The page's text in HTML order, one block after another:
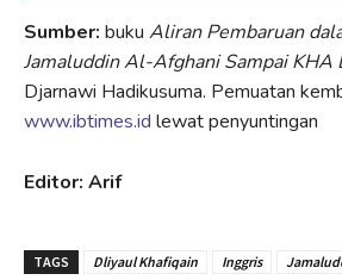
Sumber: buku Aliran Pembaruan
Jamaluddin Al-Afghani Sampai KHA
Djarnawi Hadikusuma. Pemuatan
www.ibtimes.id lewat penyuntingan
Editor: Arif
TAGS Dliyaul Khafiqain Inggris